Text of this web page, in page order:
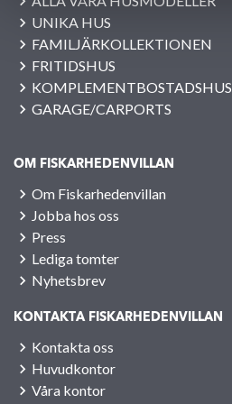
UNIKA HUS
FAMILJÄRKOLLEKTIONEN
FRITIDSHUS
KOMPLEMENTBOSTADSHUS
GARAGE/CARPORTS
OM FISKARHEDENVILLAN
Om Fiskarhedenvillan
Jobba hos oss
Press
Lediga tomter
Nyhetsbrev
KONTAKTA FISKARHEDENVILLAN
Kontakta oss
Huvudkontor
Våra kontor